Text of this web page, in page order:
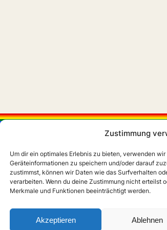
Zustimmung
Um dir ein optimales Erlebnis zu bieten, verwenden
Geräteinformationen zu speichern und/oder darauf
zustimmst, können wir Daten wie das Surfverhalten
verarbeiten. Wenn du deine Zustimmung nicht erteilst
Merkmale und Funktionen beeinträchtigt werden.
Akzeptieren Ablehnen
Über unsImpressumX Instagram